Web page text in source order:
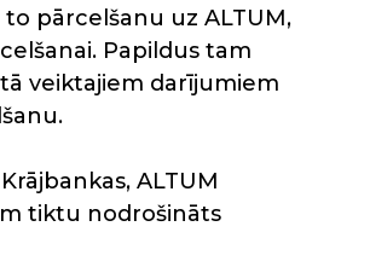
to pārcelšanu uz ALTUM,
Papildus tam
veiktajiem darījumiem
ALTUM
tiktu nodrošināts